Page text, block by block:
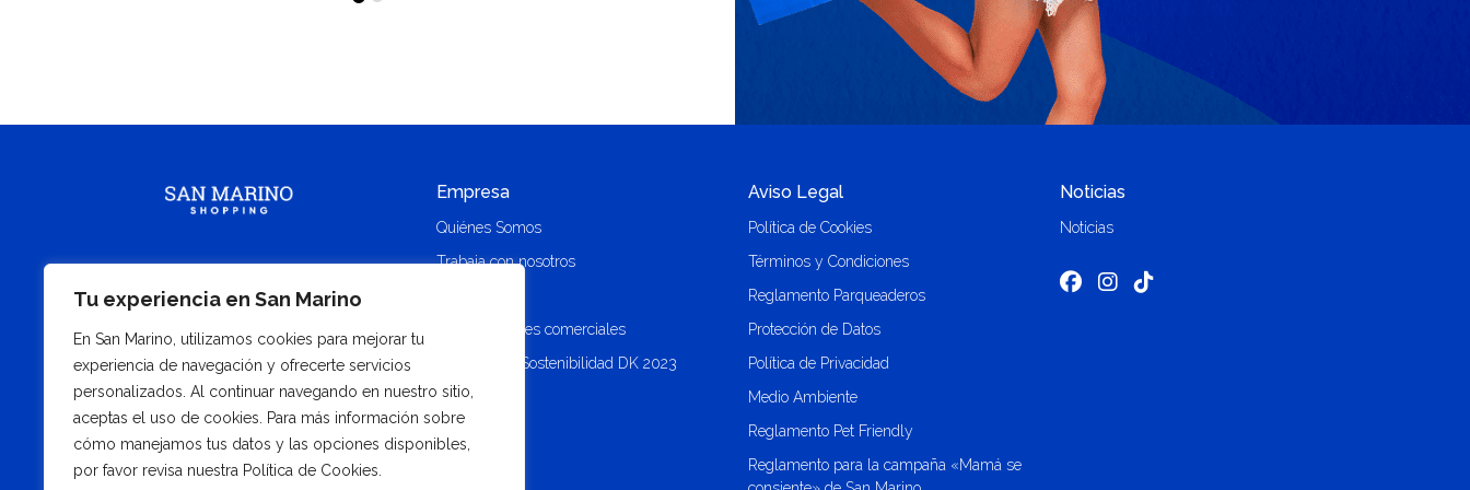
Tu experiencia en San Marino
En San Marino, utilizamos cookies para mejorar tu
experiencia de navegación y ofrecerte servicios
personalizados. Al continuar navegando en nuestro sitio,
aceptas el uso de cookies. Para más información sobre
cómo manejamos tus datos y las opciones disponibles,
por favor revisa nuestra Política de Cookies.
Empresa
Quiénes Somos
Trabaja con nosotros
Alquiler locales comerciales
Memoria de Sostenibilidad DK 2023
Aviso Legal
Política de Cookies
Términos y Condiciones
Reglamento Parqueaderos
Protección de Datos
Política de Privacidad
Medio Ambiente
Reglamento Pet Friendly
Reglamento para la campaña «Mamá se
Noticias
Noticias